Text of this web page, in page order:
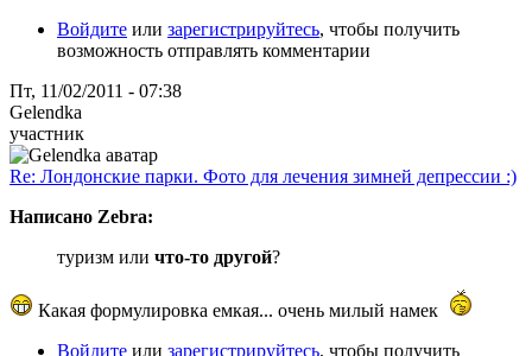
Войдите или зарегистрируйтесь, чтобы получить
возможность отправлять комментарии
Пт, 11/02/2011 - 07:38
Gelendka
участник
Re: Лондонские парки. Фото для лечения зимней депрессии :)
Написано Zebra:
туризм или что-то другой?
Какая формулировка емкая... очень милый намек
Войдите или зарегистрируйтесь, чтобы получить